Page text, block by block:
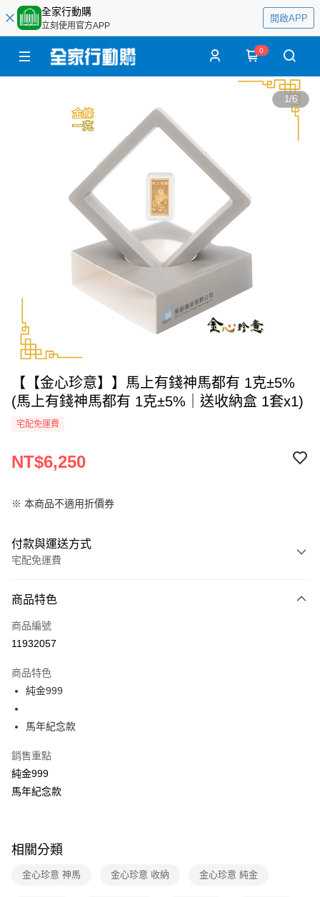
全家行動購
立刻使用官方APP
開啟APP
0
1/6
【【金心珍意】】馬上有錢神馬都有 1克±5%
(馬上有錢神馬都有 1克±5%｜送收納盒 1套x1)
宅配免運費
NT$6,250
※ 本商品不適用折價券
付款與運送方式
宅配免運費
全家線上支付
運送方式
本島宅配-活動商品
免運費
離島宅配-常溫商品
免運費
商品特色
商品編號
11932057
商品特色
純金999
馬年紀念款
銷售重點
純金999
馬年紀念款
相關分類
金心珍意 神馬 金心珍意 收納 金心珍意 純金